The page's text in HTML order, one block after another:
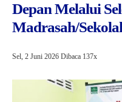
Depan Melalui
Madrasah/
Sel, 2 Juni 2026 Dibaca 137x